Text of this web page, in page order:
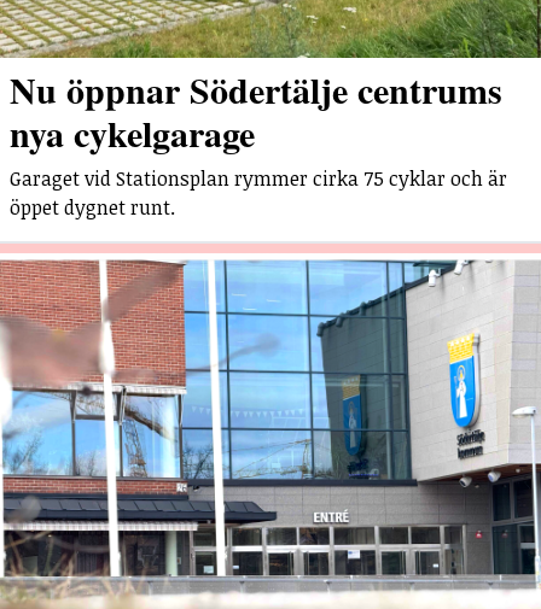
Nu öppnar Södertälje centrums
nya cykelgarage
Garaget vid Stationsplan rymmer cirka 75 cyklar och är
öppet dygnet runt.